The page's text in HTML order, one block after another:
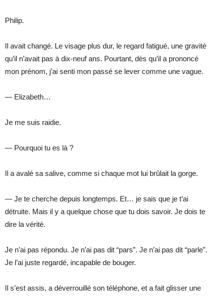
Philip.
Il avait changé. Le visage plus dur, le regard fatigué, une gravité
qu’il n’avait pas à dix-neuf ans. Pourtant, dès qu’il a prononcé
mon prénom, j’ai senti mon passé se lever comme une vague.
— Elizabeth…
Je me suis raidie.
— Pourquoi tu es là ?
Il a avalé sa salive, comme si chaque mot lui brûlait la gorge.
— Je te cherche depuis longtemps. Et… je sais que je t’ai
détruite. Mais il y a quelque chose que tu dois savoir. Je dois te
dire la vérité.
Je n’ai pas répondu. Je n’ai pas dit “pars”. Je n’ai pas dit “parle”.
Je l’ai juste regardé, incapable de bouger.
Il s’est assis, a déverrouillé son téléphone, et a fait glisser une